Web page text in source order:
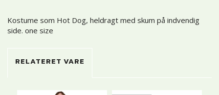
Kostume som Hot Dog, heldragt med skum på indvendig
side. one size
RELATERET VARE